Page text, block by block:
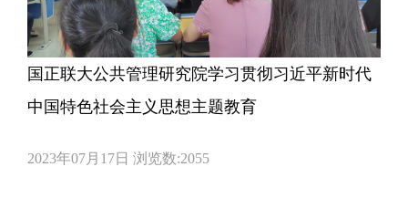
国正联大公共管理研究院学习贯彻习近平新时代
中国特色社会主义思想主题教育
2023年07月17日 浏览数:2055